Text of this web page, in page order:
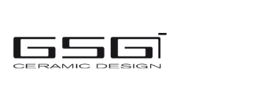
content